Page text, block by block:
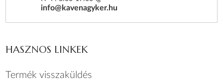
info@kavenagyker.hu
HASZNOS LINKEK
Termék visszaküldés